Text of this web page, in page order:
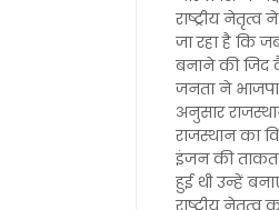
राष्ट्रीय
जा रहा है कि
बनाने की जिद
जनता ने
अनुसार
राजस्थान का
इंजन की ताकत
हुई थी उन्हें
राष्ट्रीय